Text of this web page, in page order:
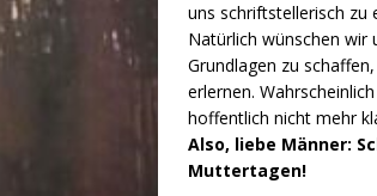
uns schriftstellerisch zu
Natürlich wünschen wir
Grundlagen zu
erlernen.
hoffentlich nicht mehr
Also, liebe Männer:
Muttertagen!